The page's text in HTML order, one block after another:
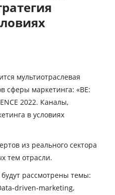
мультиотраслевая
сферы маркетинга: «BE:
2022. Каналы,
в условиях
из реального сектора
тем отрасли.
будут рассмотрены темы:
driven-marketing,